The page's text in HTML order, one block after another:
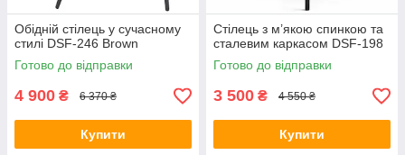
Обідній стілець у сучасному
стилі DSF-246 Brown
Готово до відправки
4 900 ₴ 6 370 ₴
Купити
Стілець з м’якою спинкою та
сталевим каркасом DSF-198
Готово до відправки
3 500 ₴ 4 550 ₴
Купити